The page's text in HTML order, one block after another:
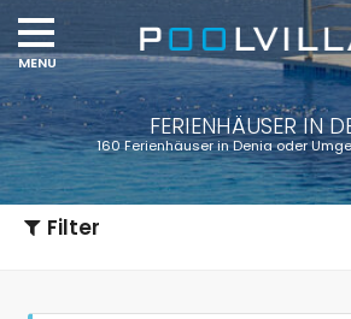
FERIENHÄUSER IN
160 Ferienhäuser in Denia oder
Filter